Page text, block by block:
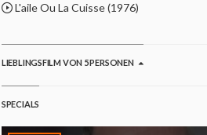
L'aile Ou La Cuisse (1976)
LIEBLINGSFILM VON 5 PERSONEN
SPECIALS